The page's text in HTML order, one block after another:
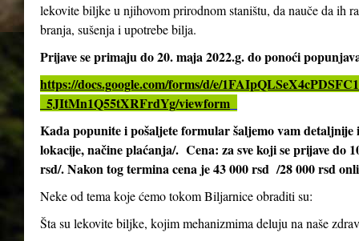
lekovite biljke u njihovom prirodnom staništu, da nauče da ih
branja, sušenja i upotrebe bilja.
Prijave se primaju do 20. maja 2022.g. do ponoći
https://docs.google.com/forms/d/e/
_5JItMn1Q55tXRFrdYg/viewform
Kada popunite i pošaljete formular šaljemo vam
lokacije, načine plaćanja/. Cena: za sve koji se prijave do
rsd/. Nakon tog termina cena je 43 000 rsd /28 000 rsd
Neke od tema koje ćemo tokom Biljarnice obraditi su:
Šta su lekovite biljke, kojim mehanizmima deluju na naše